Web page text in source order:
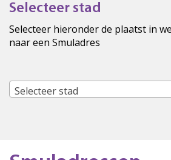
Selecteer stad
Selecteer hieronder de plaatst in
naar een Smuladres
Selecteer stad